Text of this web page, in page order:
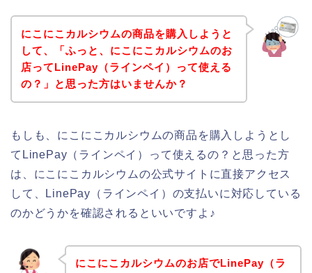
にこにこカルシウムの商品を購入しようと
して、「ふっと、にこにこカルシウムのお
店ってLinePay（ラインペイ）って使える
の？」と思った方はいませんか？
もしも、にこにこカルシウムの商品を購入しようとし
てLinePay（ラインペイ）って使えるの？と思った方
は、にこにこカルシウムの公式サイトに直接アクセス
して、LinePay（ラインペイ）の支払いに対応している
のかどうかを確認されるといいですよ♪
にこにこカルシウムのお店でLinePay（ラ